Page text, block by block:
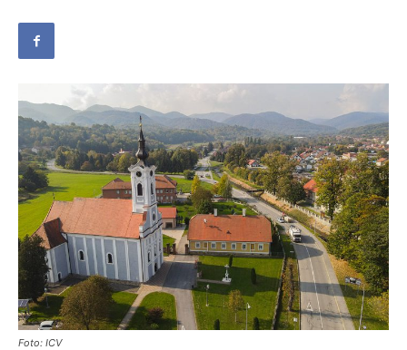
Foto: ICV